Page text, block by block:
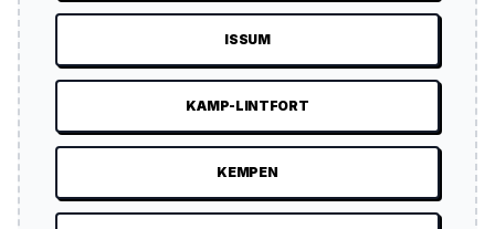
ISSUM
KAMP-LINTFORT
KEMPEN